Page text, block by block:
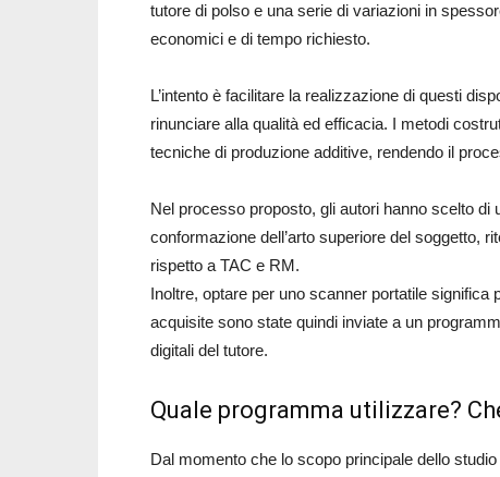
tutore di polso e una serie di variazioni in
economici e di tempo richiesto.
L’intento è facilitare la realizzazione di questi
rinunciare alla qualità ed efficacia. I metodi
tecniche di produzione additive, rendendo il
Nel processo proposto, gli autori hanno scelto
conformazione dell’arto superiore del soggetto,
rispetto a TAC e RM.
Inoltre, optare per uno scanner portatile
acquisite sono state quindi inviate a un
digitali del tutore.
Quale programma utilizzare?
Dal momento che lo scopo principale dello